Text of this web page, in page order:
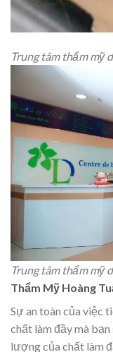
Trung tâm thẩm mỹ
Trung tâm thẩm mỹ
Thẩm Mỹ Hoàng
Sự an toàn của việc
chất làm đầy mà
lượng của chất làm